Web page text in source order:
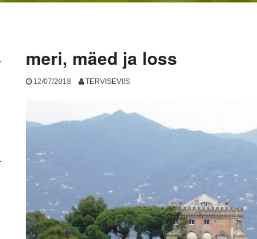
meri, mäed ja loss
12/07/2018 TERVISEVIIS